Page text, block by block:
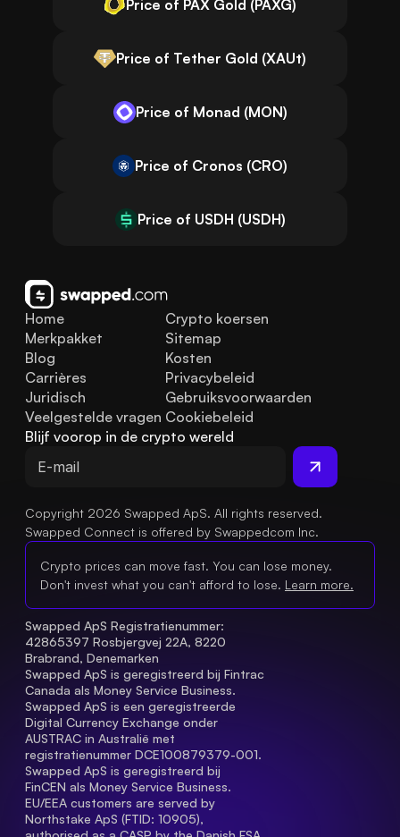
Price of PAX Gold (PAXG)
Price of Tether Gold (XAUt)
Price of Monad (MON)
Price of Cronos (CRO)
Price of USDH (USDH)
Home
Merkpakket
Blog
Veelgestelde vragen
Juridisch
Carrières
Crypto koersen
Sitemap
Kosten
Privacybeleid
Gebruiksvoorwaarden
Cookiebeleid
Blijf voorop in de crypto wereld
Copyright 2026 Swapped ApS. All rights reserved.
Swapped Connect is offered by Swappedcom Inc.
Crypto prices can move fast. You can lose money.
Don't invest what you can't afford to lose. Learn more.
Swapped ApS Registratienummer:
42865397 Rosbjergvej 22A, 8220
Brabrand, Denemarken
Swapped ApS is geregistreerd bij Fintrac
Canada als Money Service Business.
Swapped ApS is een geregistreerde
Digital Currency Exchange onder
AUSTRAC in Australië met
registratienummer DCE100879379-001.
Swapped ApS is geregistreerd bij
FinCEN als Money Service Business.
EU/EEA customers are served by
Northstake ApS (FTID: 10905),